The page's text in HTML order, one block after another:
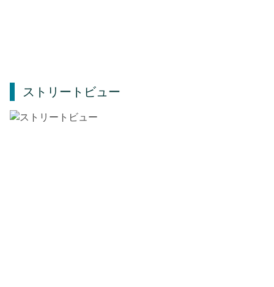
ストリートビュー